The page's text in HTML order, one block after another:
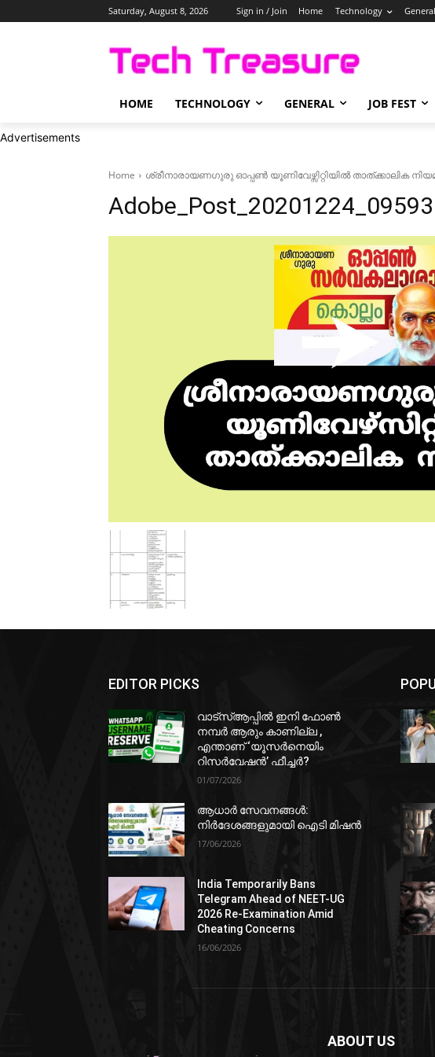
Saturday, August 8, 2026 Sign in / Join Home Technology General
HOME TECHNOLOGY GENERAL JOB FEST
Advertisements
Home ശ്രീനാരായണഗുരു ഓപ്പൺ യൂണിവേഴ്സിറ്റിയിൽ താത്ക്കാലിക
EDITOR PICKS
വാട്‌സ്ആപ്പിൽ ഇനി ഫോൺ
നമ്പർ ആരും കാണില്ല ,
എന്താണ് ‘യൂസർനെയിം
റിസർവേഷൻ’ ഫീച്ചർ?
01/07/2026
ആധാർ സേവനങ്ങൾ:
നിർദേശങ്ങളുമായി ഐടി മിഷൻ
17/06/2026
India Temporarily Bans
Telegram Ahead of NEET-UG
2026 Re-Examination Amid
Cheating Concerns
16/06/2026
ABOUT US